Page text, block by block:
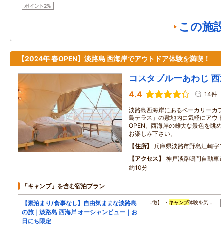
ポイント2%
この施
【2024年 春OPEN】淡路島 西海岸でアウトドア体験を満喫！
コスタブルーあわじ
4.4 14件
淡路島西海岸にあるベーカリーカ
島テラス」の敷地内に気軽にアウ
OPEN。西海岸の雄大な景色を眺
お楽しみ下さい。
住所
兵庫県淡路市野島江崎字
アクセス
神戸淡路鳴門自動
約10分
「キャンプ」を含む宿泊プラン
【素泊まり/食事なし】自由気ままな淡路島
の旅｜淡路島 西海岸 オーシャンビュー｜お
日にち限定
…徴】 ・ キャンプ体験を気…